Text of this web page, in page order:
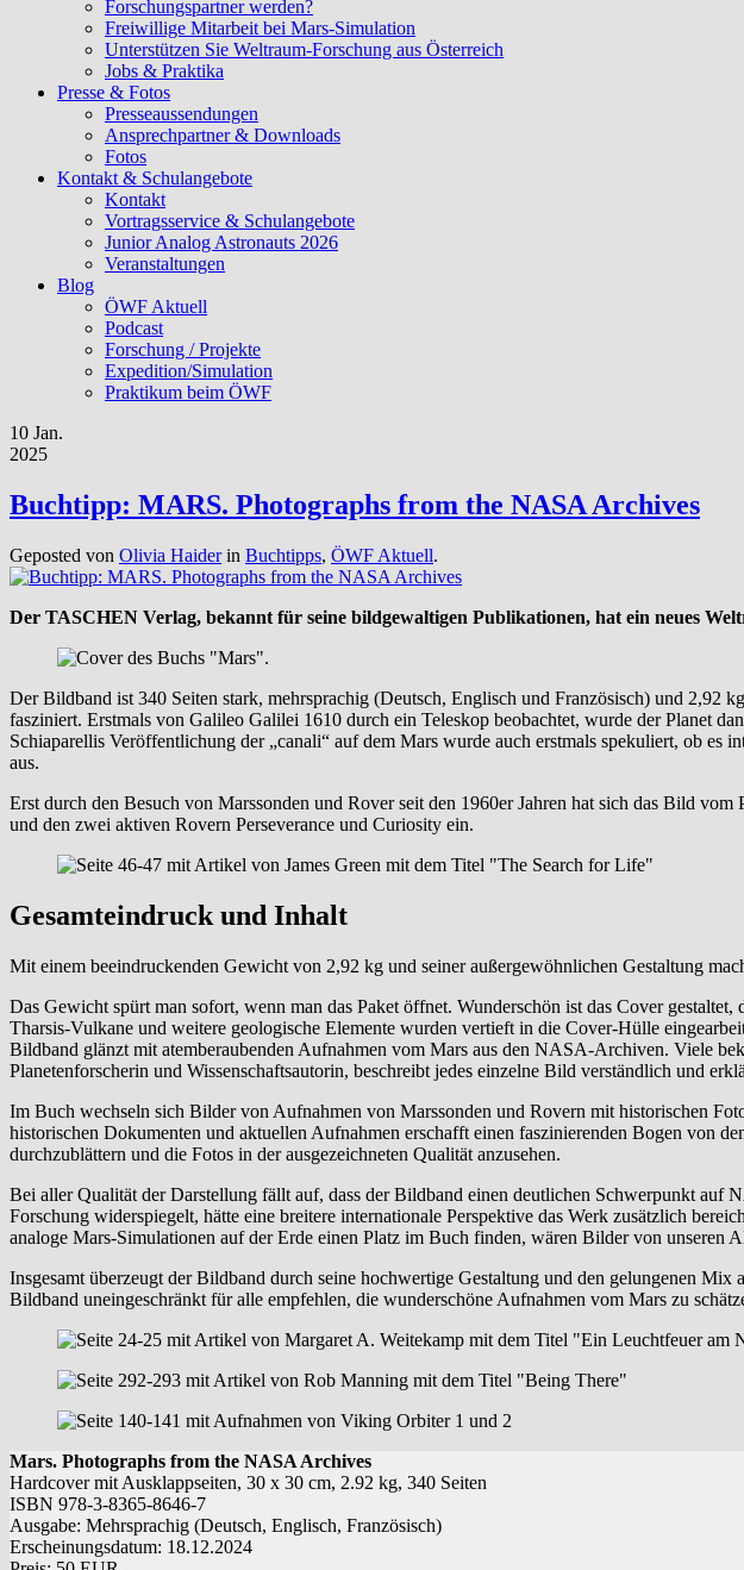
Forschungspartner werden?
Freiwillige Mitarbeit bei Mars-Simulation
Unterstützen Sie Weltraum-Forschung aus Österreich
Jobs & Praktika
Presse & Fotos
Presseaussendungen
Ansprechpartner & Downloads
Fotos
Kontakt & Schulangebote
Kontakt
Vortragsservice & Schulangebote
Junior Analog Astronauts 2026
Veranstaltungen
Blog
ÖWF Aktuell
Podcast
Forschung / Projekte
Expedition/Simulation
Praktikum beim ÖWF
10 Jan.
2025
Buchtipp: MARS. Photographs from the NASA Archives
Geposted von Olivia Haiderin Buchtipps, ÖWF Aktuell.
Der TASCHEN Verlag, bekannt für seine bildgewaltigen Publikationen, hat ein neues
Der Bildband ist 340 Seiten stark, mehrsprachig (Deutsch, Englisch und Französisch) und 2,92
fasziniert. Erstmals von Galileo Galilei 1610 durch ein Teleskop beobachtet, wurde der Planet
Schiaparellis Veröffentlichung der „canali“ auf dem Mars wurde auch erstmals spekuliert, ob
aus.
Erst durch den Besuch von Marssonden und Rover seit den 1960er Jahren hat sich das Bild
und den zwei aktiven Rovern Perseverance und Curiosity ein.
Gesamteindruck und Inhalt
Mit einem beeindruckenden Gewicht von 2,92 kg und seiner außergewöhnlichen Gestaltung
Das Gewicht spürt man sofort, wenn man das Paket öffnet. Wunderschön ist das Cover
Tharsis-Vulkane und weitere geologische Elemente wurden vertieft in die Cover-Hülle
Bildband glänzt mit atemberaubenden Aufnahmen vom Mars aus den NASA-Archiven. Viele
Planetenforscherin und Wissenschaftsautorin, beschreibt jedes einzelne Bild verständlich und
Im Buch wechseln sich Bilder von Aufnahmen von Marssonden und Rovern mit historischen
historischen Dokumenten und aktuellen Aufnahmen erschafft einen faszinierenden Bogen von
durchzublättern und die Fotos in der ausgezeichneten Qualität anzusehen.
Bei aller Qualität der Darstellung fällt auf, dass der Bildband einen deutlichen Schwerpunkt
Forschung widerspiegelt, hätte eine breitere internationale Perspektive das Werk zusätzlich
analoge Mars-Simulationen auf der Erde einen Platz im Buch finden, wären Bilder von unseren
Insgesamt überzeugt der Bildband durch seine hochwertige Gestaltung und den gelungenen
Bildband uneingeschränkt für alle empfehlen, die wunderschöne Aufnahmen vom Mars zu
Mars. Photographs from the NASA Archives
Hardcover mit Ausklappseiten, 30 x 30 cm, 2.92 kg, 340 Seiten
ISBN 978-3-8365-8646-7
Ausgabe: Mehrsprachig (Deutsch, Englisch, Französisch)
Erscheinungsdatum: 18.12.2024